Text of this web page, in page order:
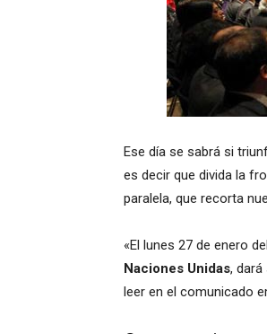
Ese día se sabrá si
es decir que divida la
paralela, que recorta
«El lunes 27 de enero
Naciones Unidas, dará
leer en el comunicado